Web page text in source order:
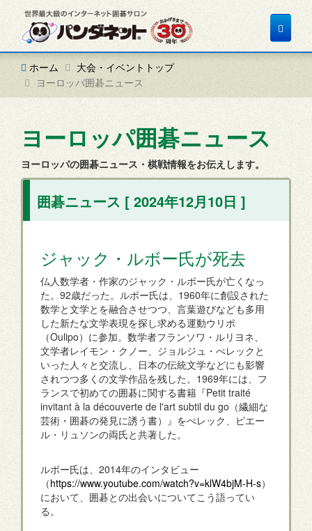
Toggle
ホーム
大会・イベントトップ
ヨーロッパ囲碁ニュース
ヨーロッパ囲碁ニュース
ヨーロッパの囲碁ニュース・棋戦情報をお伝えします。
囲碁ニュース [ 2024年12月10日 ]
ジャック・ルボー氏が死去
仏人数学者・作家のジャック・ルボー氏が亡くなっ
た。92歳だった。ルボー氏は、1960年に創設された
数学と文学とを融合させつつ、言葉遊びなども多用
した新たな文学表現を探し求める運動ウリポ
（Oulipo）に参加。数学者フランソワ・ルリヨネ、
文学者レイモン・クノー、ジョルジュ・ぺレックと
いった人々と交流し、日本の伝統文学などにも影響
されつつ多くの文学作品を残した。1969年には、フ
ランスで初めての囲碁に関する書籍『Petit traité
invitant à la découverte de l'art subtil du go（繊細な
芸術・囲碁の発見に誘う書）』をぺレック、ピエー
ル・リュソンの両氏と共著した。
ルボー氏は、2014年のインタビュー
（https://www.youtube.com/watch?v=klW4bjM-H-s）
において、囲碁との出会いについてこう語ってい
る。